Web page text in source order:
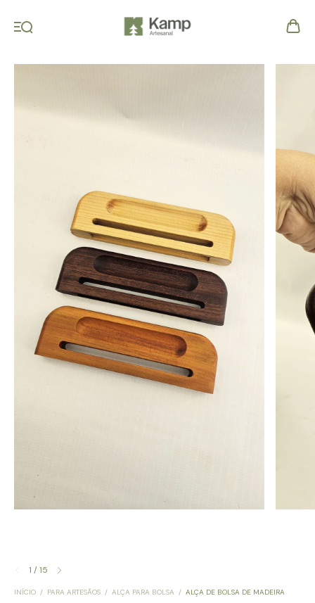
1 /15
INÍCIO / PARA ARTESÃOS / ALÇA PARA BOLSA / ALÇA DE BOLSA DE MADEIRA